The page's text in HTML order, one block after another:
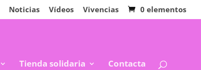
Noticias Vídeos Vivencias 0 elementos
Tienda solidaria Contacta